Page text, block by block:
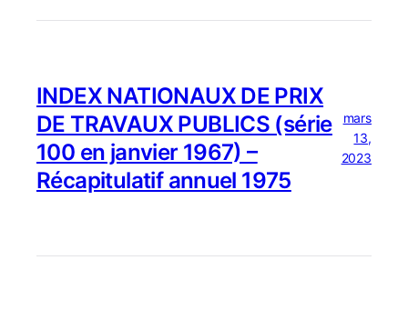
INDEX NATIONAUX DE PRIX
DE TRAVAUX PUBLICS (série
100 en janvier 1967) –
Récapitulatif annuel 1975
mars
13,
2023